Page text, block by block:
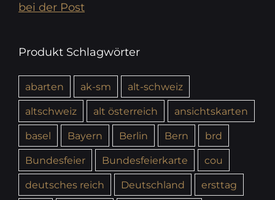
bei der Post
Produkt Schlagwörter
abarten ak-sm
alt-schweiz
altschweiz
alt österreich
ansichtskarten
basel
Bayern Berlin Bern
brd
Bundesfeier
Bundesfeierkarte
cou
deutsches reich
Deutschland
ersttag